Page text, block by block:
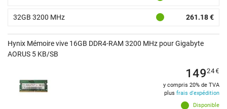
32GB 3200 MHz 261.18 €
Hynix Mémoire vive 16GB DDR4-RAM 3200 MHz pour Gigabyte
AORUS 5 KB/SB
Disponible
14924€
y compris 20% de TVA
plus frais d'expédition